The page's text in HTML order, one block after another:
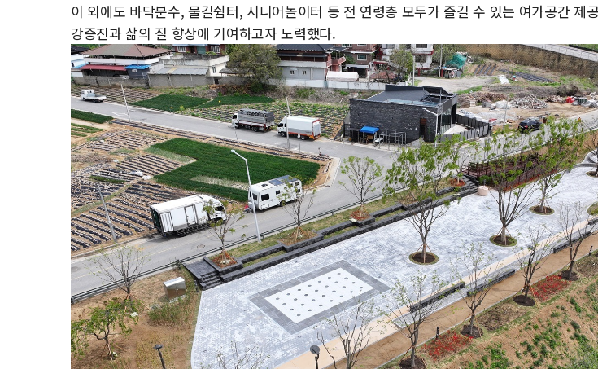
이 외에도 바닥분수, 물길쉼터, 시니어놀이터 등 전 연령층 모두가 즐길 수 있는 여가공간 제
강증진과 삶의 질 향상에 기여하고자 노력했다.